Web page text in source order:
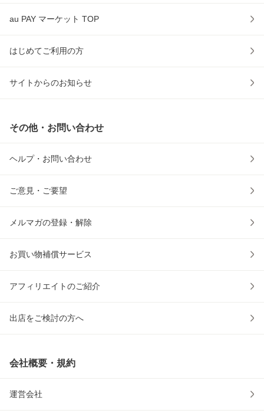
au PAY マーケット TOP
はじめてご利用の方
サイトからのお知らせ
その他・お問い合わせ
ヘルプ・お問い合わせ
ご意見・ご要望
メルマガの登録・解除
お買い物補償サービス
アフィリエイトのご紹介
出店をご検討の方へ
会社概要・規約
運営会社